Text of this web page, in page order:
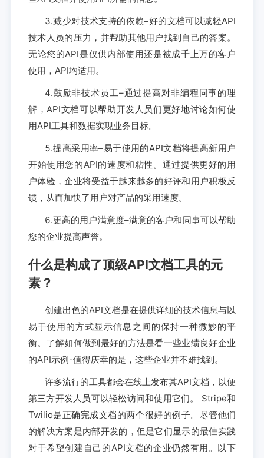
3.减少对技术支持的依赖–好的文档可以减轻API
技术人员的压力，并帮助其他用户找到自己的答案。
无论您的API是仅供内部使用还是被成千上万的客户
使用，API均适用。
4.鼓励非技术员工–通过提高对非编程同事的理
解，API文档可以帮助开发人员们更好地讨论如何使
用API工具和数据实现业务目标。
5.提高采用率–易于使用的API文档将提高新用户
开始使用您的API的速度和粘性。通过提供更好的用
户体验，企业将受益于越来越多的好评和用户积极反
馈，从而加快了用户对产品的采用速度。
6.更高的用户满意度–满意的客户和同事可以帮助
您的企业提高声誉。
什么是构成了顶级API文档工具的元
素？
创建出色的API文档是在提供详细的技术信息与以
易于使用的方式显示信息之间的保持一种微妙的平
衡。了解如何做到最好的方法是看一些业绩良好企业
的API示例-值得庆幸的是，这些企业并不难找到。
许多流行的工具都会在线上发布其API文档，以便
第三方开发人员可以轻松访问和使用它们。 Stripe和
Twilio是正确完成文档的两个很好的例子。尽管他们
的解决方案是内部开发的，但是它们显示的最佳实践
对于希望创建自己的API文档的企业仍然有用。以下